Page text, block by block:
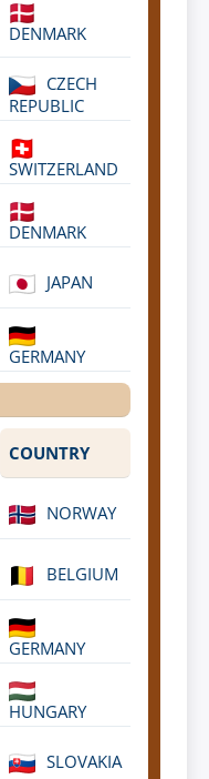
DENMARK
CZECH
REPUBLIC
SWITZERLAND
DENMARK
JAPAN
GERMANY
COUNTRY
NORWAY
BELGIUM
GERMANY
HUNGARY
SLOVAKIA